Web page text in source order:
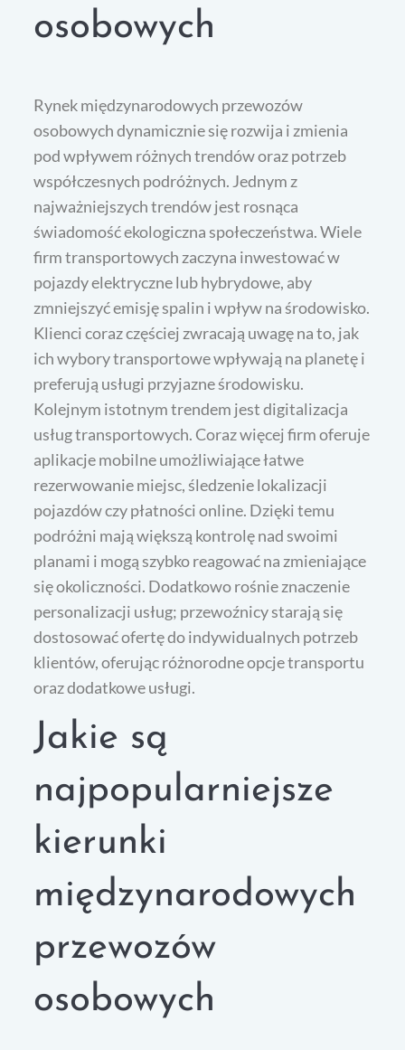
osobowych
Rynek międzynarodowych przewozów
osobowych dynamicznie się rozwija i zmienia
pod wpływem różnych trendów oraz potrzeb
współczesnych podróżnych. Jednym z
najważniejszych trendów jest rosnąca
świadomość ekologiczna społeczeństwa. Wiele
firm transportowych zaczyna inwestować w
pojazdy elektryczne lub hybrydowe, aby
zmniejszyć emisję spalin i wpływ na środowisko.
Klienci coraz częściej zwracają uwagę na to, jak
ich wybory transportowe wpływają na planetę i
preferują usługi przyjazne środowisku.
Kolejnym istotnym trendem jest digitalizacja
usług transportowych. Coraz więcej firm oferuje
aplikacje mobilne umożliwiające łatwe
rezerwowanie miejsc, śledzenie lokalizacji
pojazdów czy płatności online. Dzięki temu
podróżni mają większą kontrolę nad swoimi
planami i mogą szybko reagować na zmieniające
się okoliczności. Dodatkowo rośnie znaczenie
personalizacji usług; przewoźnicy starają się
dostosować ofertę do indywidualnych potrzeb
klientów, oferując różnorodne opcje transportu
oraz dodatkowe usługi.
Jakie są
najpopularniejsze
kierunki
międzynarodowych
przewozów
osobowych